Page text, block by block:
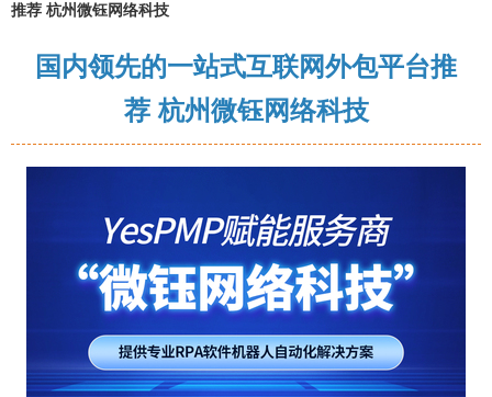
推荐 杭州微钰网络科技
国内领先的一站式互联网外包平台推
荐 杭州微钰网络科技